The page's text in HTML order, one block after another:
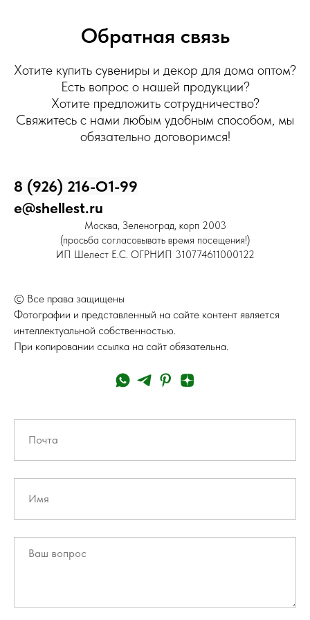
Обратная связь
Хотите купить сувениры и декор для дома оптом?
Есть вопрос о нашей продукции?
Хотите предложить сотрудничество?
Свяжитесь с нами любым удобным способом, мы
обязательно договоримся!
8 (926) 216-О1-99
e@shellest.ru
Москва, Зеленоград, корп 2003
(просьба согласовывать время посещения!)
ИП Шелест Е.С. ОГРНИП 310774611000122
© Все права защищены
Фотографии и представленный на сайте контент является
интеллектуальной собственностью.
При копировании ссылка на сайт обязательна.